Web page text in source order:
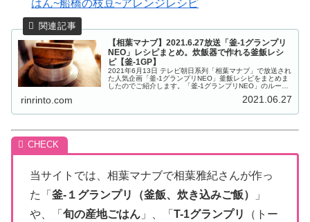
はん~船橋の枝豆~アレンジレシピ
【相葉マナブ】2021.6.27放送「釜-1グランプリ
NEO」レシピまとめ。炊飯器で作れる釜飯レシ
ピ【釜-1GP】
2021年6月13日 テレビ朝日系列「相葉マナブ」で放送され
た人気企画「釜-1グランプリNEO」釜飯レシピをまとめま
したのでご紹介します。「釜-1グランプリNEO」のルール
rinrinto.com 2021.06.27
当サイトでは、相葉マナブで相葉雅紀さんが作っ
た「 釜-１グランプリ（釜飯、炊き込みご飯）
」
や、「 旬の産地ごはん 」、「 T-1グランプリ
（トー